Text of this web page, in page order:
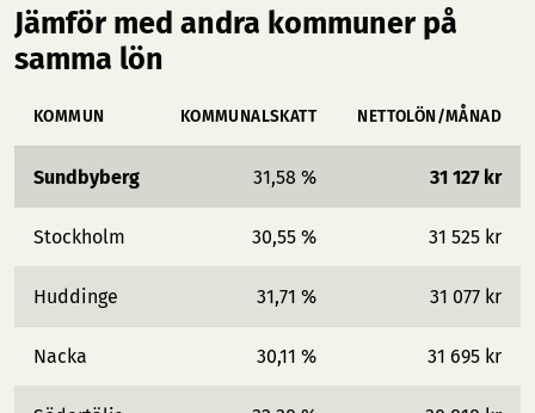
Jämför med andra kommuner på
samma lön
KOMMUN KOMMUNALSKATT NETTOLÖN/MÅNAD
Sundbyberg 31,58 % 31 127 kr
Stockholm 30,55 % 31 525 kr
Huddinge 31,71 % 31 077 kr
Nacka 30,11 % 31 695 kr